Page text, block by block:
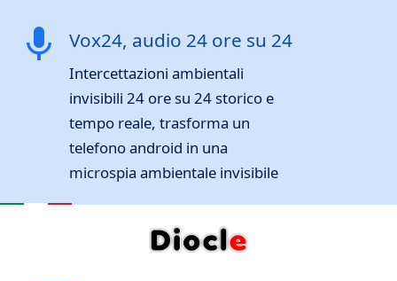
mic Vox24, audio 24 ore su 24
Intercettazioni ambientali
invisibili 24 ore su 24 storico e
tempo reale, trasforma un
telefono android in una
microspia ambientale invisibile